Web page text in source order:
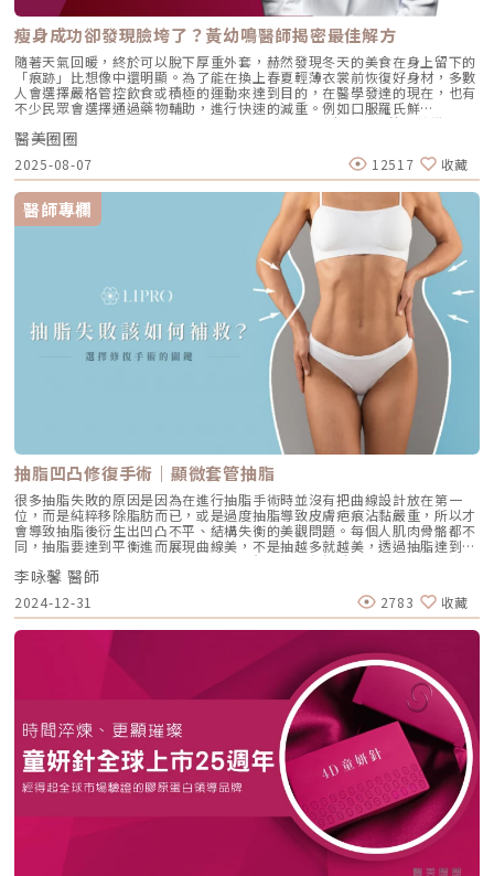
延長。 療程時間 2至3小時 1小時 1至2小時 2至3小時 恢復期 約7-10天 約
5-7天 約5-7天 約7-10天 優勢 可塑性更高，自然度、安全性更高。 價格平
實，手術較簡易，假體明顯。 手術時間較短，朝天鼻或鼻孔外露難以矯
正。 可塑性高，自然度、 安全性高。 價格 60,000起 35,000起 45,000起
55,000起 影響隆鼻手術費用的關鍵因素不同材料：材料的不同會直接產生
成本差異，從矽膠、Gore-tex鼻模，到針劑類等，而不同的材料必須根據個
瘦身成功卻發現臉垮了？黃幼鳴醫師揭密最佳解方
隨著天氣回暖，終於可以脫下厚重外套，赫然發現冬天的美食在身上留下的
「痕跡」比想像中還明顯。為了能在換上春夏輕薄衣裳前恢復好身材，多數
人會選擇嚴格管控飲食或積極的運動來達到目的，在醫學發達的現在，也有
不少民眾會選擇通過藥物輔助，進行快速的減重。例如口服羅氏鮮
(Orlistat)、康纖芙 (Contrave)，甚至是施打近年流行的瘦瘦筆如善纖達
(Saxenda）、猛健樂(Mounjaro）。這些衛福部核准的藥物確實能夠有效
控制食慾，在短時間內達到明顯的成效，但也有不少成功減重者發現身形是
改變了，但臉也凹了、垂了，整體看起來蒼老了好幾歲。「你變瘦了！」但
真的變美了嗎？在身材管理上越L’EXCELLENCE醫療美學診所的黃幼鳴醫
師可說是專家，因為他不只是皮膚科專科醫師，也曾是健體比賽得獎者，對
於健身、飲食管理有深刻的理解。「青春期後，我們全身脂肪細胞的數量就
固定了，無論是減重還是減脂，實際上都是讓脂肪細胞縮小，無法選擇性地
減去肚子或大腿脂肪的數量。因此減重時，臉部脂肪也會縮小，當脂肪細胞
的體積縮小，無法有效支撐皮膚時，就會導致雙頰凹陷，甚至出現下垂等現
象。」黃醫師解釋。（圖／越L’EXCELLENCE醫療美學—黃幼鳴醫師 提
供）尤其在採取快速減重的方式時，除了脂肪體積變小外，膠原蛋白也會隨
之流失，進一步削弱皮膚的「地基」，使臉部更容易出現凹陷與鬆弛。這種
情況在30歲以上、皮膚彈性開始下降的人身上尤其明顯。黃醫師近一步說
明：「膠原蛋白流失會導致蘋果肌塌陷，顴骨變得更加明顯，甚至會讓嘴邊
的肉下垂，使整體面容顯得憔悴與老態。」這就是所謂的「瘦身副作用」！
這些方法都有效！但不見得適合每一個人臉部凹陷是許多人求助醫美的原
因，但相關的產品、療程繁多，該如何選擇適合自己的方式呢？黃醫師分
析，目前最常見的改善方法包括玻尿酸填充、自體脂肪移植、埋線拉提、音
波拉提，以及近年來備受關注的膠原蛋白增生劑（如童妍針）。「玻尿酸填
充效果快，但很考驗醫師的技術，一但過度施打加上層次選擇錯誤就容易產
生不自然的膨脹感，造成所謂的『饅化』現象；自體脂肪移植則是透過抽取
自己身上的脂肪，填補臉部的流失區域，雖然使用的是自體的組織，但存活
率不一，有可能需要多次補打才能達到滿意狀態。」黃醫師說明。過去幾
年，埋線拉提也是不少人的選擇之一，透過植入可吸收的線材來刺激膠原蛋
白增生，達到緊緻拉提的效果。然而，如果是單純的皮膚鬆弛，埋線拉提確
實有效，但如果是因為脂肪、膠原蛋白流失，埋線並無法補充流失的體積，
反而可能讓臉部顯得更加削瘦。改善臉垮顯老，黃幼鳴醫師選擇使用童妍針
經過總總考量，黃醫師選擇使用膠原蛋白增生劑「童妍針」來豐盈臉部線
條。「童妍針主要成分為聚左旋乳酸，能夠刺激自體膠原蛋白和彈力蛋白的
增生，使流失的體積逐漸恢復，豐潤效果更自然。雖然童妍針不如玻尿酸能
馬上見效，但這反而是童妍針的另一種優勢，因為豐盈感會隨著膠原蛋白生
成逐漸明顯，讓效果更加自然。」快速減重4D童妍針治療案例黃醫師會根
據每位患者不同的狀況，專業評估後規劃專屬的治療方案。透過精準施打，
成功幫助患者擺脫快速減重帶來的臉部凹陷與鬆弛，重現自然豐潤的肌膚，
以下為治療案例。（圖／越L’EXCELLENCE醫療美學—黃幼鳴醫師 提供）
（圖／越L’EXCELLENCE醫療美學—黃幼鳴醫師 提供）（圖／越
L’EXCELLENCE醫療美學—黃幼鳴醫師 提供）此外，相較於玻尿酸，童妍
針的效果更為持久，通常可維持2年左右，適合不想頻繁補打的族群。「童
妍針不是單純的填充，而是讓你的皮膚自己恢復彈性和支撐力，因此也可以
讓表皮的膚況一起變好」黃醫師補充說到。黃醫師特別提醒在減重的過程
中，要適時補充皮膚所需的營養，有需要時也可搭配醫美療程，讓自己瘦得
好看。黃醫師就曾遇到不少求診患者，並不知道自己雙頰凹陷是使用藥物快
速減重造成，還以為是自己隨著年紀老化的正常現象，「其實這些求診者如
果能在第一時間就施打童妍針，幫助重建皮膚體積，表皮恢復彈性，效果會
更明顯。」因此黃醫師特別提醒有減重規劃的朋友。可以多關注自己臉部變
化，如果有疑慮可以即早諮詢專業的醫師，在童妍針幫助下，讓自己維持在
最好的狀態！（圖／越L’EXCELLENCE醫療美學—黃幼鳴醫師 提供）越
L’EXCELLENCE醫療美學預約地址：台北市中山區南京東路二段41巷8號
醫美圈圈
2025-08-07 12517 收藏
醫師專欄
抽脂凹凸修復手術｜顯微套管抽脂
很多抽脂失敗的原因是因為在進行抽脂手術時並沒有把曲線設計放在第一
位，而是純粹移除脂肪而已，或是過度抽脂導致皮膚疤痕沾黏嚴重，所以才
會導致抽脂後衍生出凹凸不平、結構失衡的美觀問題。每個人肌肉骨骼都不
同，抽脂要達到平衡進而展現曲線美，不是抽越多就越美，透過抽脂達到精
緻勻稱曲線的目標，其實是非常仰賴醫師的技術與經驗。（圖／麗波永康國
際診所-李咏馨醫師提供）抽脂手術失敗的可能原因一、個體差異性：個人
先天條件不同，皮膚彈性較差或是先天肌肉、骨架差異，可能導致抽脂後效
果不理想，建議與經驗豐富醫師討論。二、醫師抽脂技術：抽脂手術過程中
抽脂量過多過少，或是抽脂疤痕不均勻，沒有好好設計身體曲線，都可能導
致抽脂失敗。三、對術後期望過高：術前與醫師溝通不完全，對於術後效果
期望過高，可能導致術後對手術成果不滿意。四、醫生經驗不足：經驗豐富
的醫生能更好地設計抽脂部位的曲線，對於抽脂手術術後動態、靜態時的曲
線、皮膚的質感、術後恢復速度等有更好的掌控度，也更有能力應對突發情
況。常見抽脂失敗後造成的狀況一、皮膚凹凸不平：動態活動時凹凸感明顯
二、術後比例不佳：屁股變成兩條微笑線、屁股掉下來、大腿細膝蓋腫、手
臂細手肘腫等等情況三、抽脂不均勻：術後曲線效果差(像是有抖抖的視覺
感)四、過度抽脂：皮膚質感差、疤痕明顯、感覺抽脂部位皮膚顏色暗紅、
怪怪的五、術後皮膚鬆弛：過度破壞皮膚支撐纖維，皮膚皺皺、鬆弛明顯抽
脂失敗後該怎麼補救抽脂修復手術第一步就要針對修復部位曲線重新設計，
才不會有大方向的結構問題，像是屁股掉下來、長屁股等等，這是第一個要
調整的地方。另外在抽脂失敗後，皮膚表面厚度不均的區域經常是「過凹與
過凸」的狀況同時發生，不論動態或靜態都容易看到一些凹凸不規則狀況。
處理方法歸納為兩個，透過以下圖示，更了解針對凹和凸的困擾如何做修
復。（圖／麗波永康國際診所-李咏馨醫師提供）凹的地方需評估受損程度
再做精確修補；凸的地方也要評估還需要留存多少，再做精確的移除。最後
李咏馨 醫師
2024-12-31 2783 收藏